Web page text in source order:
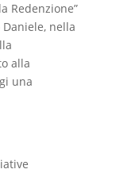
Redenzione”
nella
alla
una